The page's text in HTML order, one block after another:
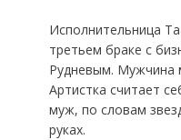
Исполнительница
третьем браке с
Рудневым. Мужчина
Артистка считает
муж, по словам
руках.